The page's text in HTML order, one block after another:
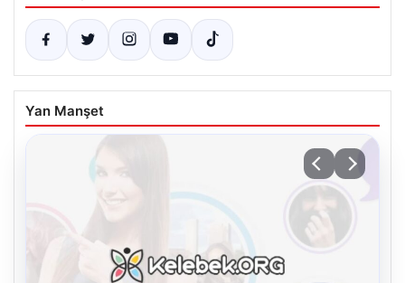
Yan Manşet